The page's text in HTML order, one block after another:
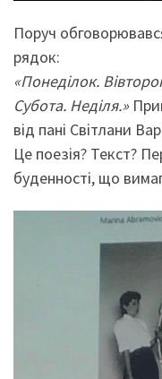
Поруч
рядок:
«Понеділок.
Субота. Неділя.»
від пані Світлани
Це поезія? Текст?
буденності, що